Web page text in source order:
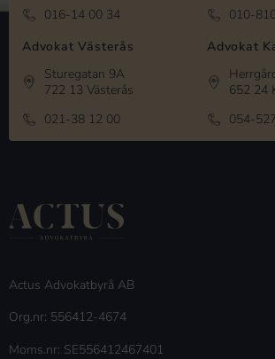
016-14 00 34
010-
Advokat Västerås
Sturegatan 9A
722 13 Västerås
021-38 12 00
Advokat
652 24
054-
Actus Advokatbyrå AB
Org.nr: 556412-4674
Moms.nr: SE556412467401